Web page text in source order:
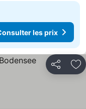
les prix
Partager